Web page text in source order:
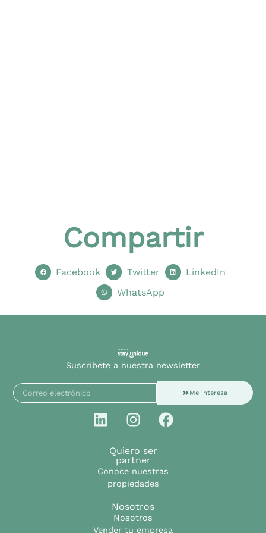
Compartir
Facebook Twitter
LinkedIn
WhatsApp
Suscríbete a nuestra newsletter
Me interesa
Quiero ser
partner
Conoce nuestras
propiedades
Nosotros
Nosotros
Vender tu empresa